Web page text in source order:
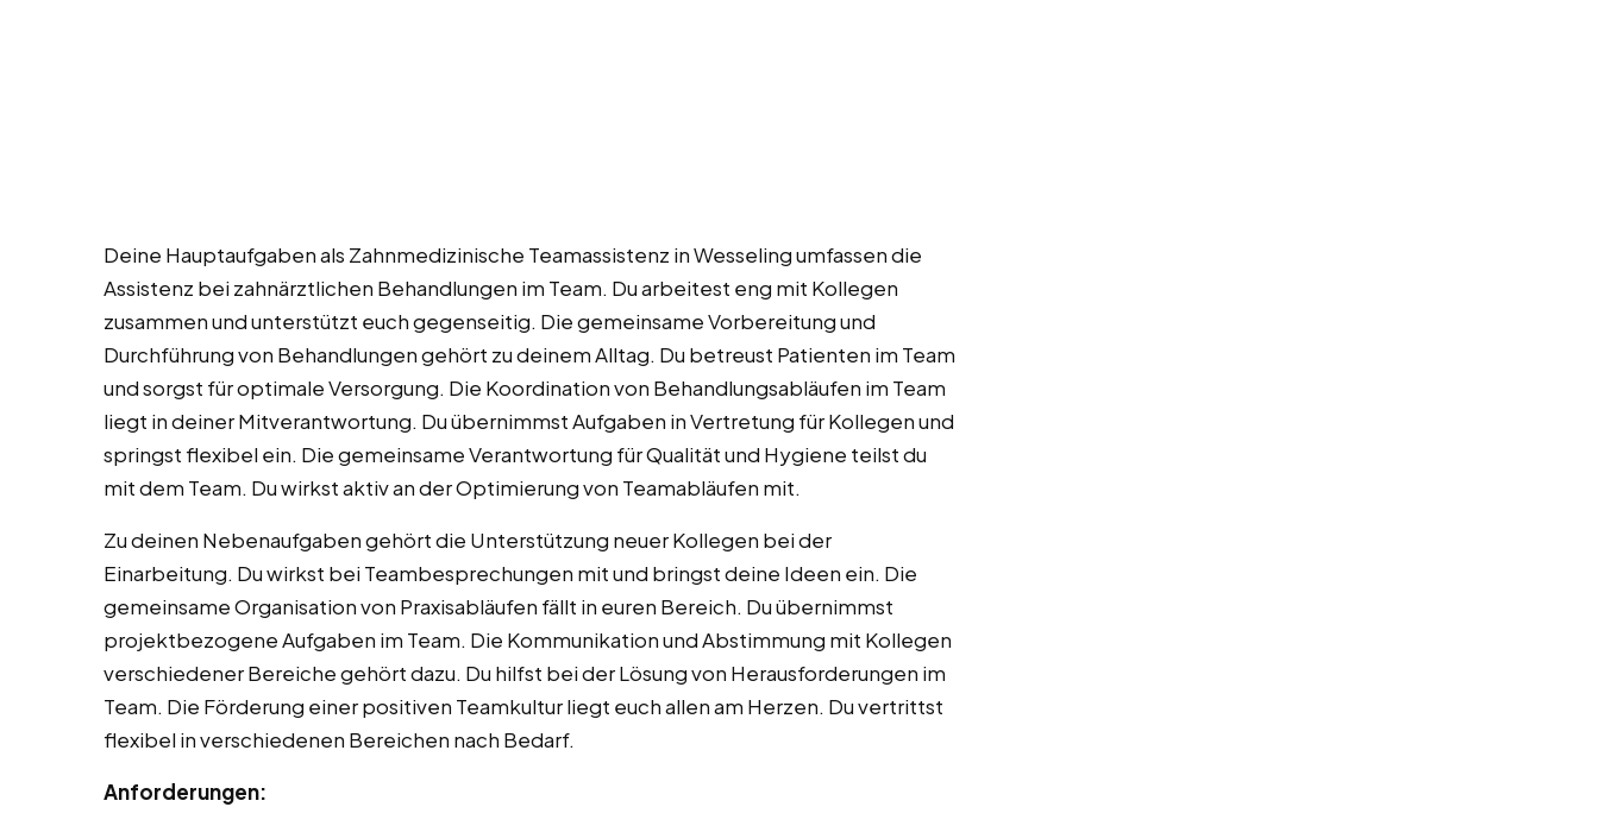
Deine Hauptaufgaben als Zahnmedizinische Teamassistenz in Wesseling umfassen die
Assistenz bei zahnärztlichen Behandlungen im Team. Du arbeitest eng mit Kollegen
zusammen und unterstützt euch gegenseitig. Die gemeinsame Vorbereitung und
Durchführung von Behandlungen gehört zu deinem Alltag. Du betreust Patienten im Team
und sorgst für optimale Versorgung. Die Koordination von Behandlungsabläufen im Team
liegt in deiner Mitverantwortung. Du übernimmst Aufgaben in Vertretung für Kollegen und
springst flexibel ein. Die gemeinsame Verantwortung für Qualität und Hygiene teilst du
mit dem Team. Du wirkst aktiv an der Optimierung von Teamabläufen mit.
Zu deinen Nebenaufgaben gehört die Unterstützung neuer Kollegen bei der
Einarbeitung. Du wirkst bei Teambesprechungen mit und bringst deine Ideen ein. Die
gemeinsame Organisation von Praxisabläufen fällt in euren Bereich. Du übernimmst
projektbezogene Aufgaben im Team. Die Kommunikation und Abstimmung mit Kollegen
verschiedener Bereiche gehört dazu. Du hilfst bei der Lösung von Herausforderungen im
Team. Die Förderung einer positiven Teamkultur liegt euch allen am Herzen. Du vertrittst
flexibel in verschiedenen Bereichen nach Bedarf.
Anforderungen: